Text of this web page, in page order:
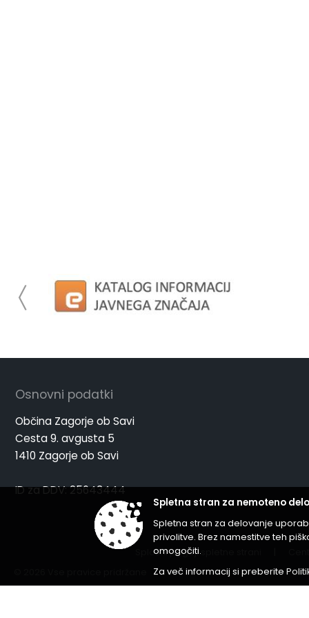
Osnovni podatki
Občina Zagorje ob Savi
Cesta 9. avgusta 5
1410 Zagorje ob Savi
ID za DDV: 25643444
Splošni pogoji spletne strani
Spletna stran za nemoteno
Spletna stran za delovanje
privolitve. Brez namestitve teh
omogočiti.
Za več informacij si preberite